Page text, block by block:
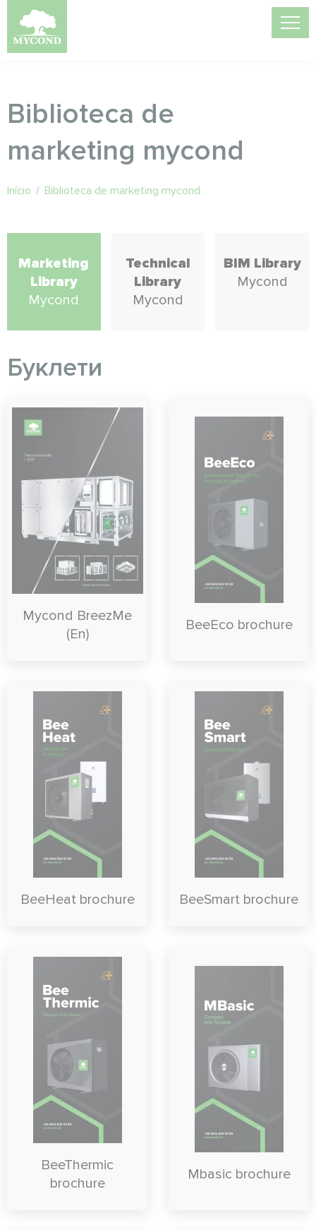
Biblioteca de
marketing mycond
Início / Biblioteca de marketing mycond
Marketing
Library
Mycond
Technical
Library
Mycond
BIM Library
Mycond
Буклети
Mycond BreezMe
(En)
BeeEco brochure
BeeHeat brochure BeeSmart brochure
BeeThermic
brochure
Mbasic brochure